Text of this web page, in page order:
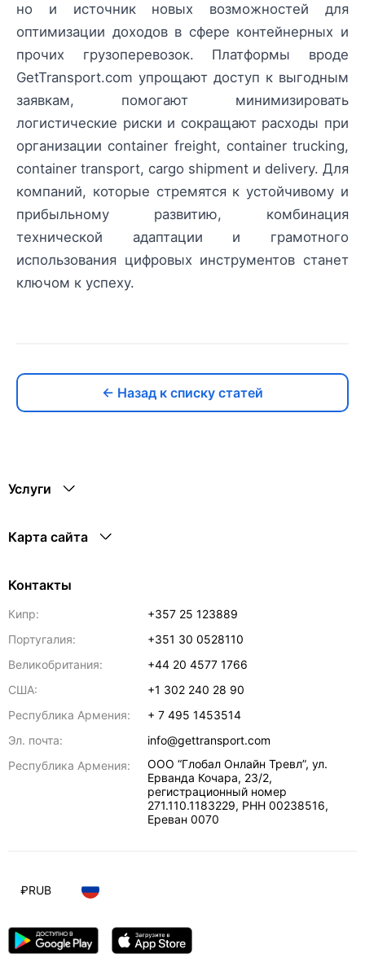
но и источник новых возможностей для
оптимизации доходов в сфере контейнерных и
прочих грузоперевозок. Платформы вроде
GetTransport.com упрощают доступ к выгодным
заявкам, помогают минимизировать
логистические риски и сокращают расходы при
организации container freight, container trucking,
container transport, cargo shipment и delivery. Для
компаний, которые стремятся к устойчивому и
прибыльному развитию, комбинация
технической адаптации и грамотного
использования цифровых инструментов станет
ключом к успеху.
← Назад к списку статей
Услуги
Карта сайта
Контакты
Кипр:
+357 25 123889
Португалия:
+351 30 0528110
Великобритания:
+44 20 4577 1766
США:
+1 302 240 28 90
Республика Армения:
+ 7 495 1453514
Эл. почта:
info@gettransport.com
Республика Армения:
ООО “Глобал Онлайн Тревл”, ул.
Ерванда Кочара, 23/2,
регистрационный номер
271.110.1183229, РНН 00238516,
Ереван 0070
₽RUB